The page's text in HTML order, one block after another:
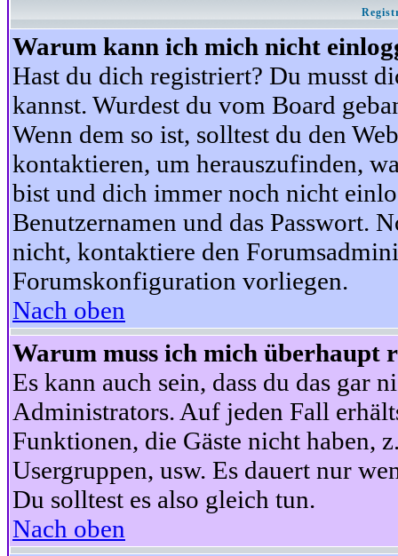
Warum kann ich mich nicht
Hast du dich registriert? Du musst
kannst. Wurdest du vom Board
Wenn dem so ist, solltest du den
kontaktieren, um herauszufinden,
bist und dich immer noch nicht
Benutzernamen und das Passwort.
nicht, kontaktiere den
Forumskonfiguration vorliegen.
Nach oben
Warum muss ich mich überhaupt
Es kann auch sein, dass du das gar
Administrators. Auf jeden Fall
Funktionen, die Gäste nicht haben,
Usergruppen, usw. Es dauert nur
Du solltest es also gleich tun.
Nach oben